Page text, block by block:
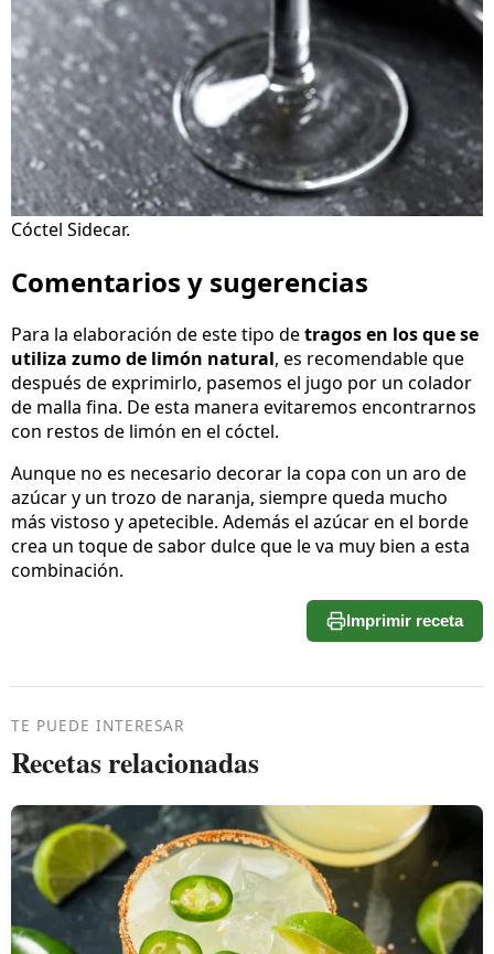
Cóctel Sidecar.
Comentarios y sugerencias
Para la elaboración de este tipo detragos en los que se
utiliza zumo de limón natural, es recomendable que
después de exprimirlo, pasemos el jugo por un colador
de malla fina. De esta manera evitaremos encontrarnos
con restos de limón en el cóctel.
Aunque no es necesario decorar la copa con un aro de
azúcar y un trozo de naranja, siempre queda mucho
más vistoso y apetecible. Además el azúcar en el borde
crea un toque de sabor dulce que le va muy bien a esta
combinación.
Imprimir receta
TE PUEDE INTERESAR
Recetas relacionadas